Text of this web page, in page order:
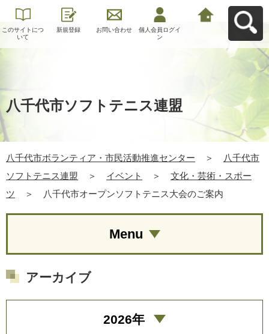
このサイトにつ
いて
新規登録 お問い合わせ
個人会員ログイ
ン
八千代市ソフトテニス連盟
八千代市ボランティア・市民活動推進センター ＞
八千代市
ソフトテニス連盟
＞ イベント ＞
文化・芸術・スポー
ツ
＞ 八千代市オープンソフトテニス大会のご案内
Menu
アーカイブ
2026年